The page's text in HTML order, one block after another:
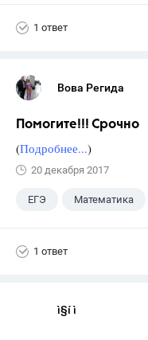
1 ответ
Вова Регида
Помогите!!! Срочно
(Подробнее...)
20 декабря 2017
ЕГЭ Математика
1 ответ
ì§í ì 